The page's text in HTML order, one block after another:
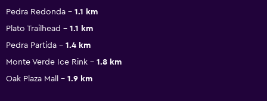
Pedra Redonda
1.1 km
Plato Trailhead
1.1 km
Pedra Partida
1.4 km
Monte Verde Ice Rink
1.8 km
Oak Plaza Mall
1.9 km